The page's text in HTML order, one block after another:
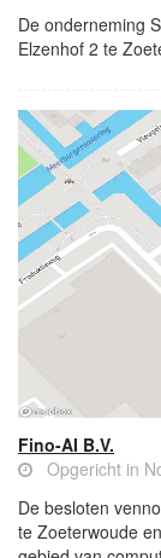
De onderneming
Elzenhof 2 te
Fino-AI B.V.
Opgericht in
De besloten
te Zoeterwoude